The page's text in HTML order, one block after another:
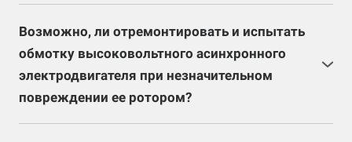
электродвигателя), то ремонт электродвигателя на
территории заказчика возможен без особых
проблем.
лишь в тех случаях, когда железо изношено так, что
пазовый клин невозможно зафиксировать.
Возможно, ли отремонтировать и испытать
обмотку высоковольтного асинхронного
электродвигателя при незначительном
повреждении ее ротором?